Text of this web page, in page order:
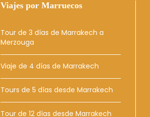
Viajes por Marruecos
Tour de 3 días de Marrakech a
Merzouga
Viaje de 4 días de Marrakech
Tours de 5 días desde Marrakech
Tour de 12 días desde Marrakech